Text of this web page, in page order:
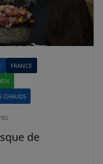
FRANCE
CHAUDS
de